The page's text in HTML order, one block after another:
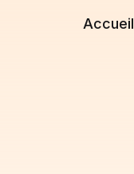
Accueil